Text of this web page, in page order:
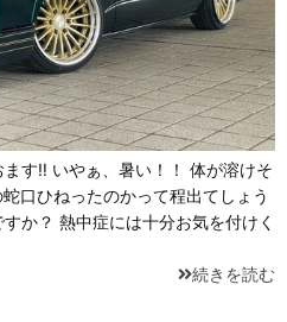
す‼ いやぁ、暑い！！ 体が溶けそ
口ひねったのかって程出てしょう
か？ 熱中症には十分お気を付けく
続きを読む